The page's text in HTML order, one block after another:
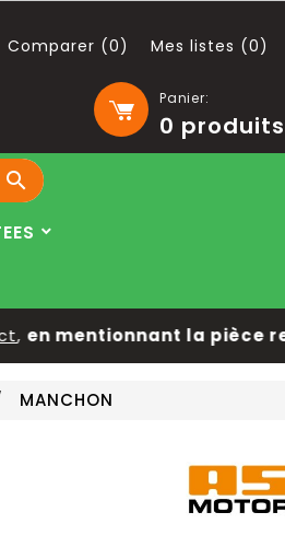
Panier:
0 produits
Comparer (0) Mes listes (0)

mentionnant la pièce
MANCHON